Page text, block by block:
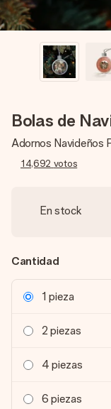
Bolas de
Adornos Navideños
14,692 votos
En stock
Cantidad
1 pieza
2 piezas
4 piezas
6 piezas